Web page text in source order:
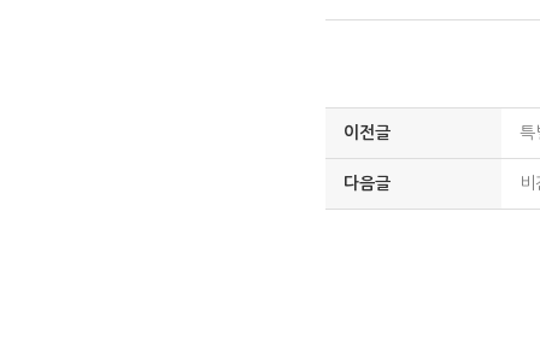
이전글 특
다음글